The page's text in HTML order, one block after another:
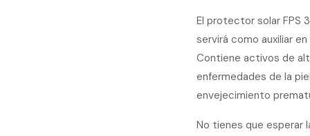
El protector solar FPS
servirá como auxiliar
Contiene activos de
enfermedades de la
envejecimiento
No tienes que esperar